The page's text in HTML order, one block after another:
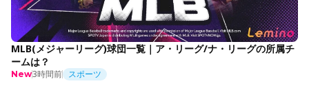
MLB(メジャーリーグ)球団一覧｜ア・リーグ/ナ・リーグの所属チ
ームは？
New3時間前 スポーツ